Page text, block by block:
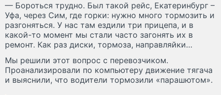
— Бороться трудно. Был такой рейс, Екатеринбург –
Уфа, через Сим, где горки: нужно много тормозить и
разгоняться. У нас там ездили три прицепа, и в
какой-то момент мы стали часто загонять их в
ремонт. Как раз диски, тормоза, направляйки…
Мы решили этот вопрос с перевозчиком.
Проанализировали по компьютеру движение тягача
и выяснили, что водители тормозили «парашютом».